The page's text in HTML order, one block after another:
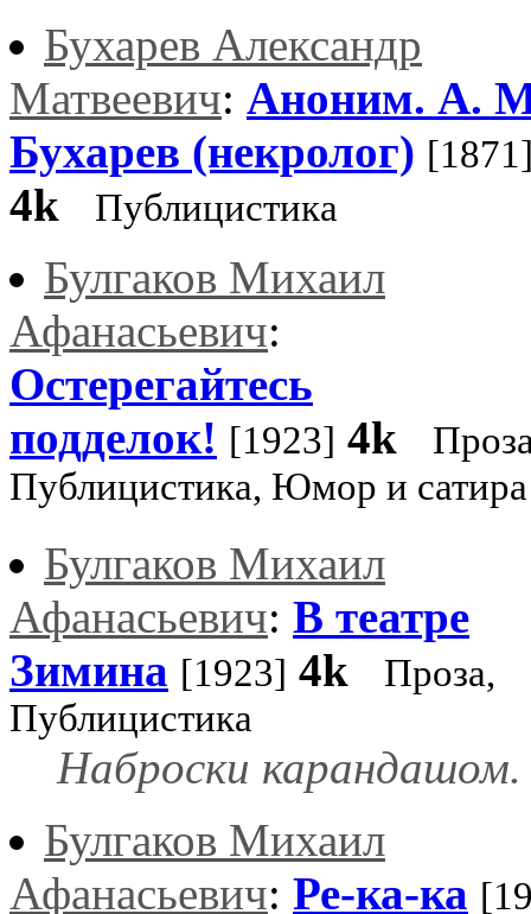
Бухарев Александр
Матвеевич: Аноним. Α.
Бухарев (некролог)
4k Публицистика
Булгаков Михаил
Афанасьевич:
Остерегайтесь
подделок! [1923] 4k
Публицистика, Юмор и сатира
Булгаков Михаил
Афанасьевич: В театре
Зимина [1923] 4k
Проза,
Публицистика
Наброски карандашом.
Булгаков Михаил
Афанасьевич: Ре-ка-ка